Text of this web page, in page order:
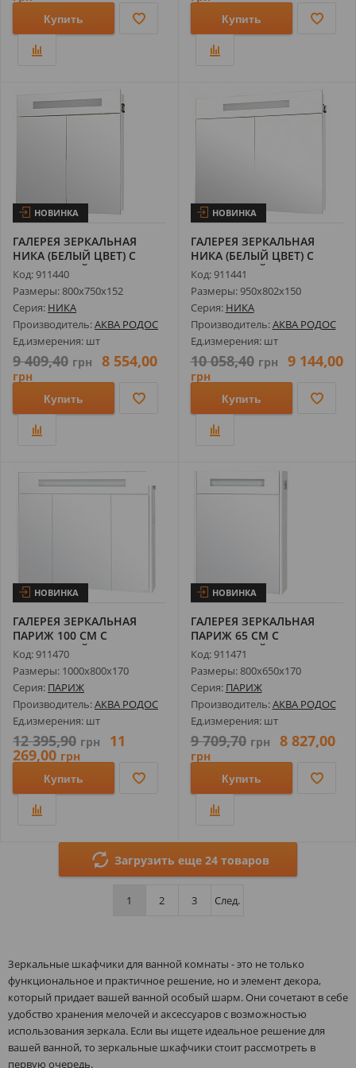
Купить Купить
НОВИНКА
ГАЛЕРЕЯ ЗЕРКАЛЬНАЯ
НИКА (БЕЛЫЙ ЦВЕТ) С
ПОДСВЕТКОЙ 75...
Код: 911440
Размеры: 800х750х152
Серия: НИКА
Производитель:АКВА РОДОС
Ед.измерения: шт
9 409,40 грн 8 554,00
грн
Купить
НОВИНКА
ГАЛЕРЕЯ ЗЕРКАЛЬНАЯ
НИКА (БЕЛЫЙ ЦВЕТ) С
ПОДСВЕТКОЙ 95...
Код: 911441
Размеры: 950х802х150
Серия: НИКА
Производитель:АКВА РОДОС
Ед.измерения: шт
10 058,40 грн 9 144,00
грн
Купить
НОВИНКА
ГАЛЕРЕЯ ЗЕРКАЛЬНАЯ
ПАРИЖ 100 СМ С
ПОДСВЕТКОЙ
Код: 911470
Размеры: 1000х800х170
Серия: ПАРИЖ
Производитель:АКВА РОДОС
Ед.измерения: шт
12 395,90 грн 11
269,00 грн
Купить
НОВИНКА
ГАЛЕРЕЯ ЗЕРКАЛЬНАЯ
ПАРИЖ 65 СМ С
ПОДСВЕТКОЙ
Код: 911471
Размеры: 800х650х170
Серия: ПАРИЖ
Производитель:АКВА РОДОС
Ед.измерения: шт
9 709,70 грн 8 827,00
грн
Купить
Загрузить еще 24 товаров
1 2 3 След.
Зеркальные шкафчики для ванной комнаты - это не только
функциональное и практичное решение, но и элемент декора,
который придает вашей ванной особый шарм. Они сочетают в себе
удобство хранения мелочей и аксессуаров с возможностью
использования зеркала. Если вы ищете идеальное решение для
вашей ванной, то зеркальные шкафчики стоит рассмотреть в
первую очередь.